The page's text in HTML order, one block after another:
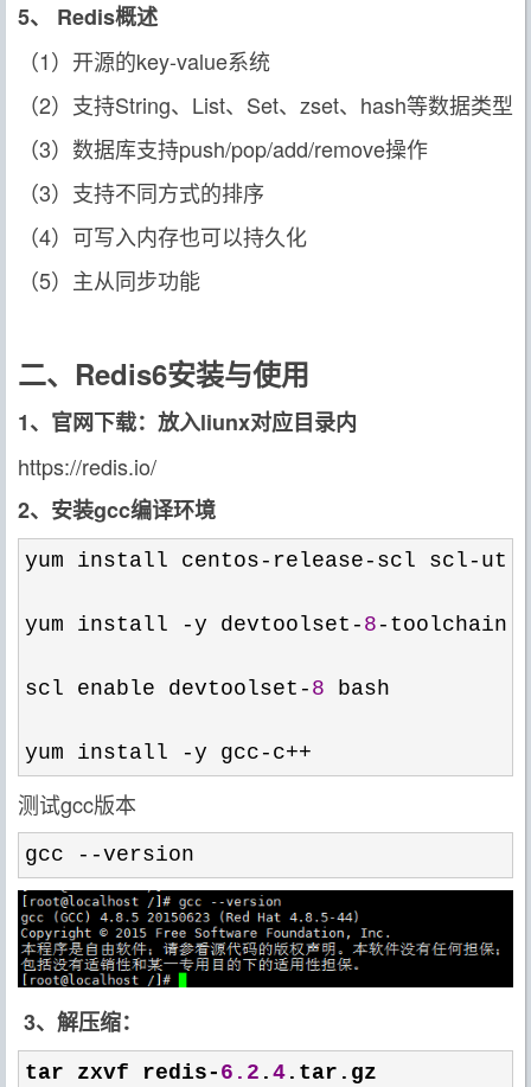
5、 Redis概述
（1）开源的key-value系统
（2）支持String、List、Set、zset、hash等数据类型
（3）数据库支持push/pop/add/remove操作
（3）支持不同方式的排序
（4）可写入内存也可以持久化
（5）主从同步功能
二、Redis6安装与使用
1、官网下载：放入liunx对应目录内
https://redis.io/
2、安装gcc编译环境
yum install centos-release-scl scl-
yum install -y devtoolset- 8 - toolchain
scl enable devtoolset - 8 bash
yum install -y gcc-c++
测试gcc版本
gcc --version
3、解压缩：
tar zxvf redis- 6.2 . 4 .tar.gz